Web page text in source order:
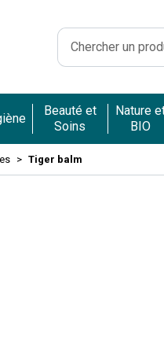
Beauté et
Soins
Nature
BIO
Tiger balm